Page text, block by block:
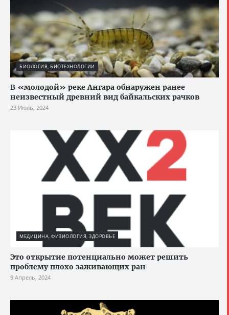
БИОЛОГИЯ, БИОТЕХНОЛОГИИ
В «молодой» реке Ангара обнаружен ранее
неизвестный древний вид байкальских рачков
23 Июль, 2024
МЕДИЦИНА, ФИЗИОЛОГИЯ, ЗДОРОВЬЕ
Это открытие потенциально может решить
проблему плохо заживающих ран
9 Апрель, 2024